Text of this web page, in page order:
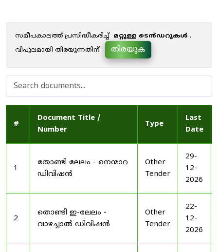
സമീപകാലത്ത് പ്രസിദ്ധീകരിച്ച് മറ്റുള്ള ടെൻഡറുകൾ .
വിപുലമായി തിരയുന്നതിന്
തിരയുക
#
Document Title /
Number
Type
Last
Date
1
തോണ്ടി ലേലം - നെന്മാറ
ഡിവിഷൻ
Other
Tender
29-
12-
2026
2
തൊണ്ടി ഇ-ലേലം -
വാഴച്ചാൽ ഡിവിഷൻ
Other
Tender
22-
12-
2026